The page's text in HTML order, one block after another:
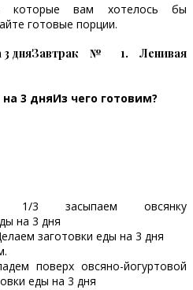
которые вам хотелось бы
готовые порции.
Завтрак № 1. Ленивая
Из чего готовим?
3 засыпаем овсянку
поверх овсяно-йогуртовой